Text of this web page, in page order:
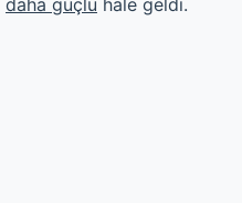
daha güçlü hale geldi.